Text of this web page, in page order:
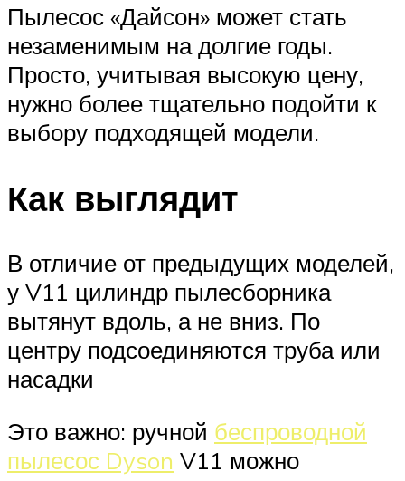
Пылесос «Дайсон» может стать
незаменимым на долгие годы.
Просто, учитывая высокую цену,
нужно более тщательно подойти к
выбору подходящей модели.
Как выглядит
В отличие от предыдущих моделей,
у V11 цилиндр пылесборника
вытянут вдоль, а не вниз. По
центру подсоединяются труба или
насадки
Это важно: ручной беспроводной
пылесос Dyson V11 можно